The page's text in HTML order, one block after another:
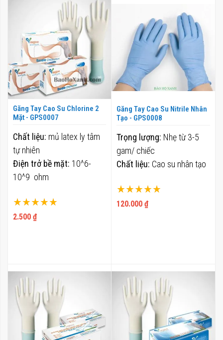
dàng, nhanh chóng.
Găng Tay Cao Su Chlorine 2
Mặt - GPS0007
Xếp hạng:
100%
2.500 ₫
Chất liệu: mủ latex ly tâm
tự nhiên
Điện trở bề mặt: 10^6-
10^9 ohm
Găng Tay Cao Su Nitrile Nhân
Tạo - GPS0008
Xếp hạng:
100%
120.000 ₫
Trọng lượng: Nhẹ từ 3-5
gam/ chiếc
Chất liệu: Cao su nhân tạo